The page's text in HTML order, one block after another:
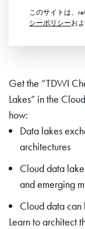
このサイトは、
シーポリシーお
Get the “TDWI
Lakes” in the
how:
Data lakes
architectures
Cloud data
and emerging
Cloud data can
Learn to architect